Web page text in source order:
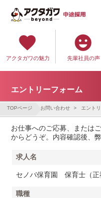
favorite
アクタガワの魅力
emoji_emotions
先輩社員の声
エントリーフォーム
TOPページ お問い合わせ エント
お仕事へのご応募、または
からどうぞ。内容確認後、
求人名
セノバ保育園 保育士（正
職種